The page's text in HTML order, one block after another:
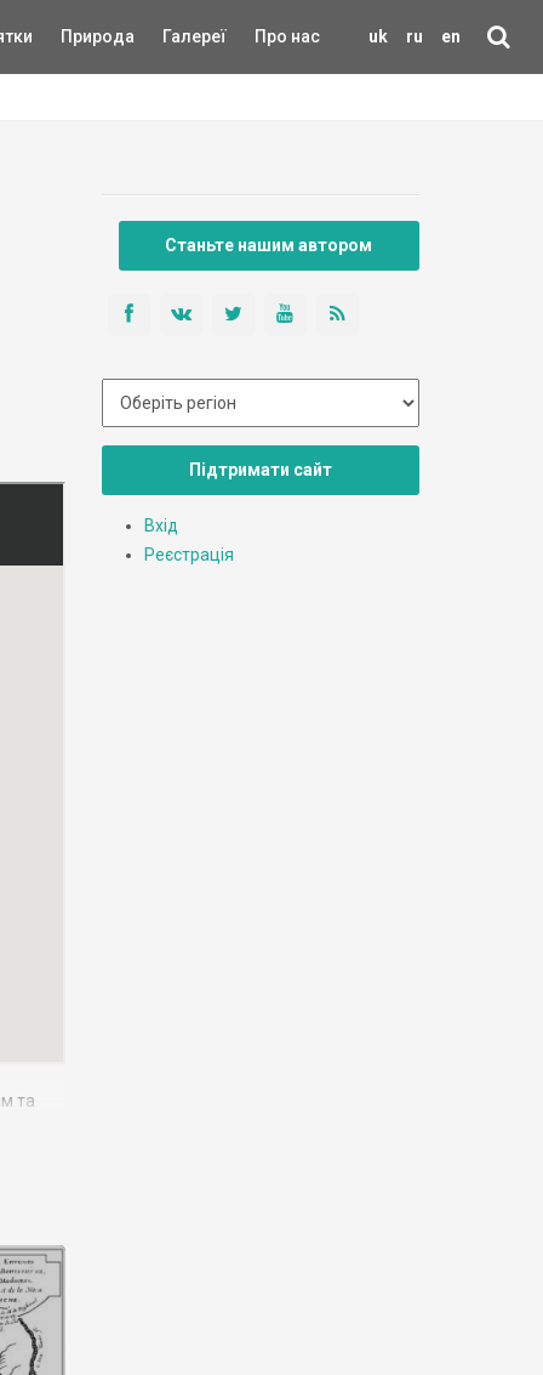
uk ru en
Природа Галереї Про нас
та
Станьте нашим автором
Підтримати сайт
Вхід
Реєстрація